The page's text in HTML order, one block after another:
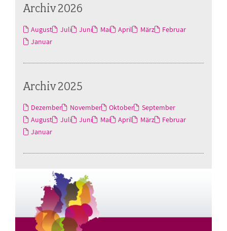
Archiv 2026
August Juli Juni Mai April März
Februar
Januar
Archiv 2025
Dezember November Oktober
September
August
Juli Juni Mai April März
Februar
Januar